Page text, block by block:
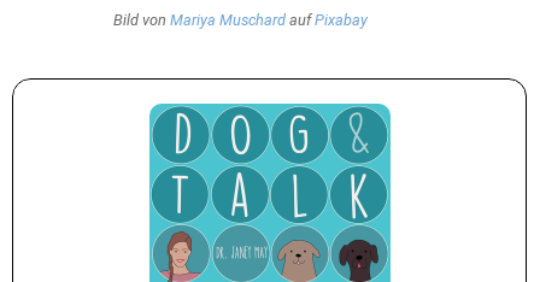
Bild vonMariya Muschard aufPixabay